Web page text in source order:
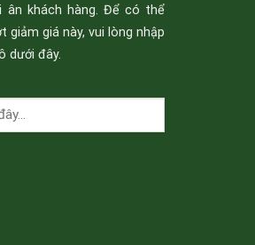
ân khách hàng. Để có thể
giá này, vui lòng nhập
dưới đây.